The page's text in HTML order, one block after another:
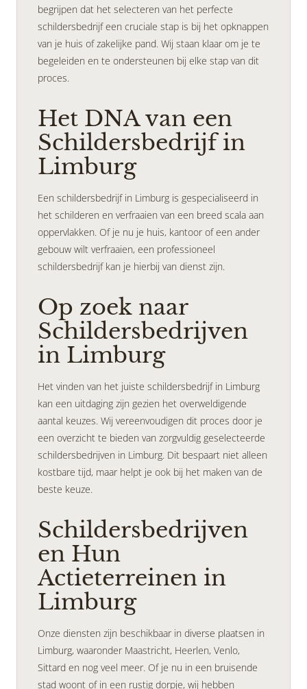
begrijpen dat het selecteren van het perfecte
schildersbedrijf een cruciale stap is bij het opknappen
van je huis of zakelijke pand. Wij staan klaar om je te
begeleiden en te ondersteunen bij elke stap van dit
proces.
Het DNA van een
Schildersbedrijf in
Limburg
Een schildersbedrijf in Limburg is gespecialiseerd in
het schilderen en verfraaien van een breed scala aan
oppervlakken. Of je nu je huis, kantoor of een ander
gebouw wilt verfraaien, een professioneel
schildersbedrijf kan je hierbij van dienst zijn.
Op zoek naar
Schildersbedrijven
in Limburg
Het vinden van het juiste schildersbedrijf in Limburg
kan een uitdaging zijn gezien het overweldigende
aantal keuzes. Wij vereenvoudigen dit proces door je
een overzicht te bieden van zorgvuldig geselecteerde
schildersbedrijven in Limburg. Dit bespaart niet alleen
kostbare tijd, maar helpt je ook bij het maken van de
beste keuze.
Schildersbedrijven
en Hun
Actieterreinen in
Limburg
Onze diensten zijn beschikbaar in diverse plaatsen in
Limburg, waaronder Maastricht, Heerlen, Venlo,
Sittard en nog veel meer. Of je nu in een bruisende
stad woont of in een rustig dorpje, wij hebben